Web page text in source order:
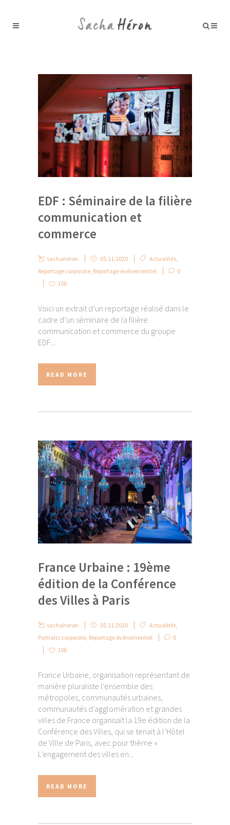
EDF : Séminaire de la filière
communication et
commerce
sachaheron 05.11.2020 Actualités
Reportage corporate Reportage événementiel
0
106
Voici un extrait d’un reportage réalisé dans le
cadre d’un séminaire de la filière
communication et commerce du groupe
EDF....
READ MORE
France Urbaine : 19ème
édition de la Conférence
des Villes à Paris
sachaheron 05.11.2020 Actualités
Portraits corporate Reportage événementiel
0
106
France Urbaine, organisation représentant de
manière pluraliste l’ensemble des
métropoles, communautés urbaines,
communautés d’agglomération et grandes
villes de France organisait la 19e édition de la
Conférence des Villes, qui se tenait à l’Hôtel
de Ville de Paris, avec pour thème «
L’engagement des villes en...
READ MORE